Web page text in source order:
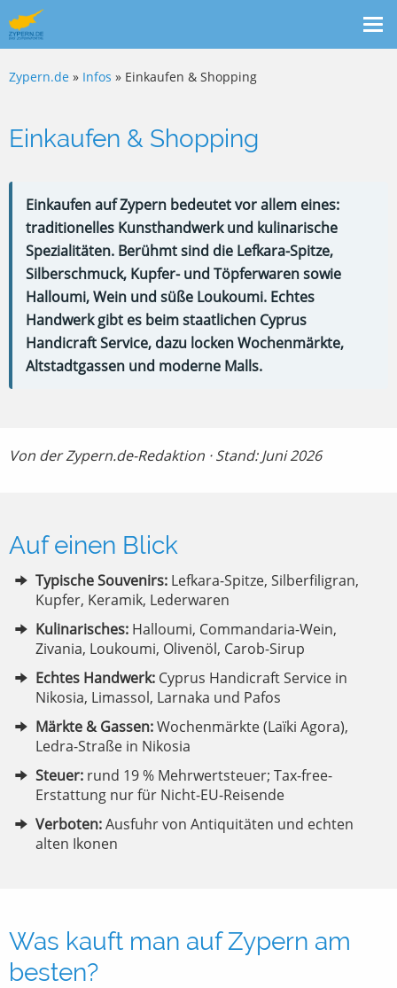
Zypern.de » Infos » Einkaufen & Shopping
Einkaufen & Shopping
Einkaufen auf Zypern bedeutet vor allem eines:
traditionelles Kunsthandwerk und kulinarische
Spezialitäten. Berühmt sind die Lefkara-Spitze,
Silberschmuck, Kupfer- und Töpferwaren sowie
Halloumi, Wein und süße Loukoumi. Echtes
Handwerk gibt es beim staatlichen Cyprus
Handicraft Service, dazu locken Wochenmärkte,
Altstadtgassen und moderne Malls.
Von der Zypern.de-Redaktion · Stand: Juni 2026
Auf einen Blick
Typische Souvenirs: Lefkara-Spitze, Silberfiligran,
Kupfer, Keramik, Lederwaren
Kulinarisches: Halloumi, Commandaria-Wein,
Zivania, Loukoumi, Olivenöl, Carob-Sirup
Echtes Handwerk: Cyprus Handicraft Service in
Nikosia, Limassol, Larnaka und Pafos
Märkte & Gassen:Wochenmärkte (Laïki Agora),
Ledra-Straße in Nikosia
Steuer: rund 19 % Mehrwertsteuer; Tax-free-
Erstattung nur für Nicht-EU-Reisende
Verboten:Ausfuhr von Antiquitäten und echten
alten Ikonen
Was kauft man auf Zypern am
besten?